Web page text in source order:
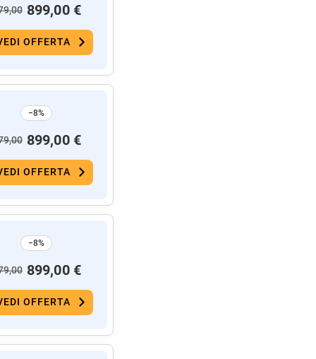
899,00 €
OFFERTA
−8%
899,00 €
OFFERTA
−8%
899,00 €
OFFERTA